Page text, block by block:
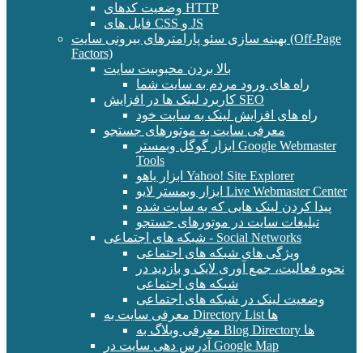
وضعیت کدهای HTTP
فایل های CSS و JS
بهینه سازی سئو پارامترهای بیرونی سایت (Off-Page
Factors)
بالا بردن محبوبیت سایت
راه های ورود مردم به سایت شما
کاربرد لینک ها در افزایش SEO
راه های افزایش لینک به سایت خود
معرفی سایت به موتورهای جستجو
ابزار گوگل وبمستر Google Webmaster
Tools
ابزار یاهو Yahoo! Site Explorer
ابزار وبمستر لایو Live Webmaster Center
پیدا کردن لینک هایی که به سایت شده
تبلیغات سایت در موتورهای جستجو
شبکه های اجتماعی - Social Networks
ویژگی های شبکه های اجتماعی
نحوه فعالیت، جمع آوری لایک و بازدید در
شبکه های اجتماعی
وضعیت لینک در شبکه های اجتماعی
معرفی سایت به Directory List ها
معرفی وبلاگ به Blog Directory ها
آدرس دهی سایت در Google Map